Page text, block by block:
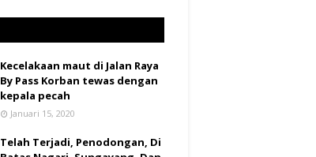
Kecelakaan maut di Jalan Raya
By Pass Korban tewas dengan
kepala pecah
Januari 15, 2020
Telah Terjadi, Penodongan, Di